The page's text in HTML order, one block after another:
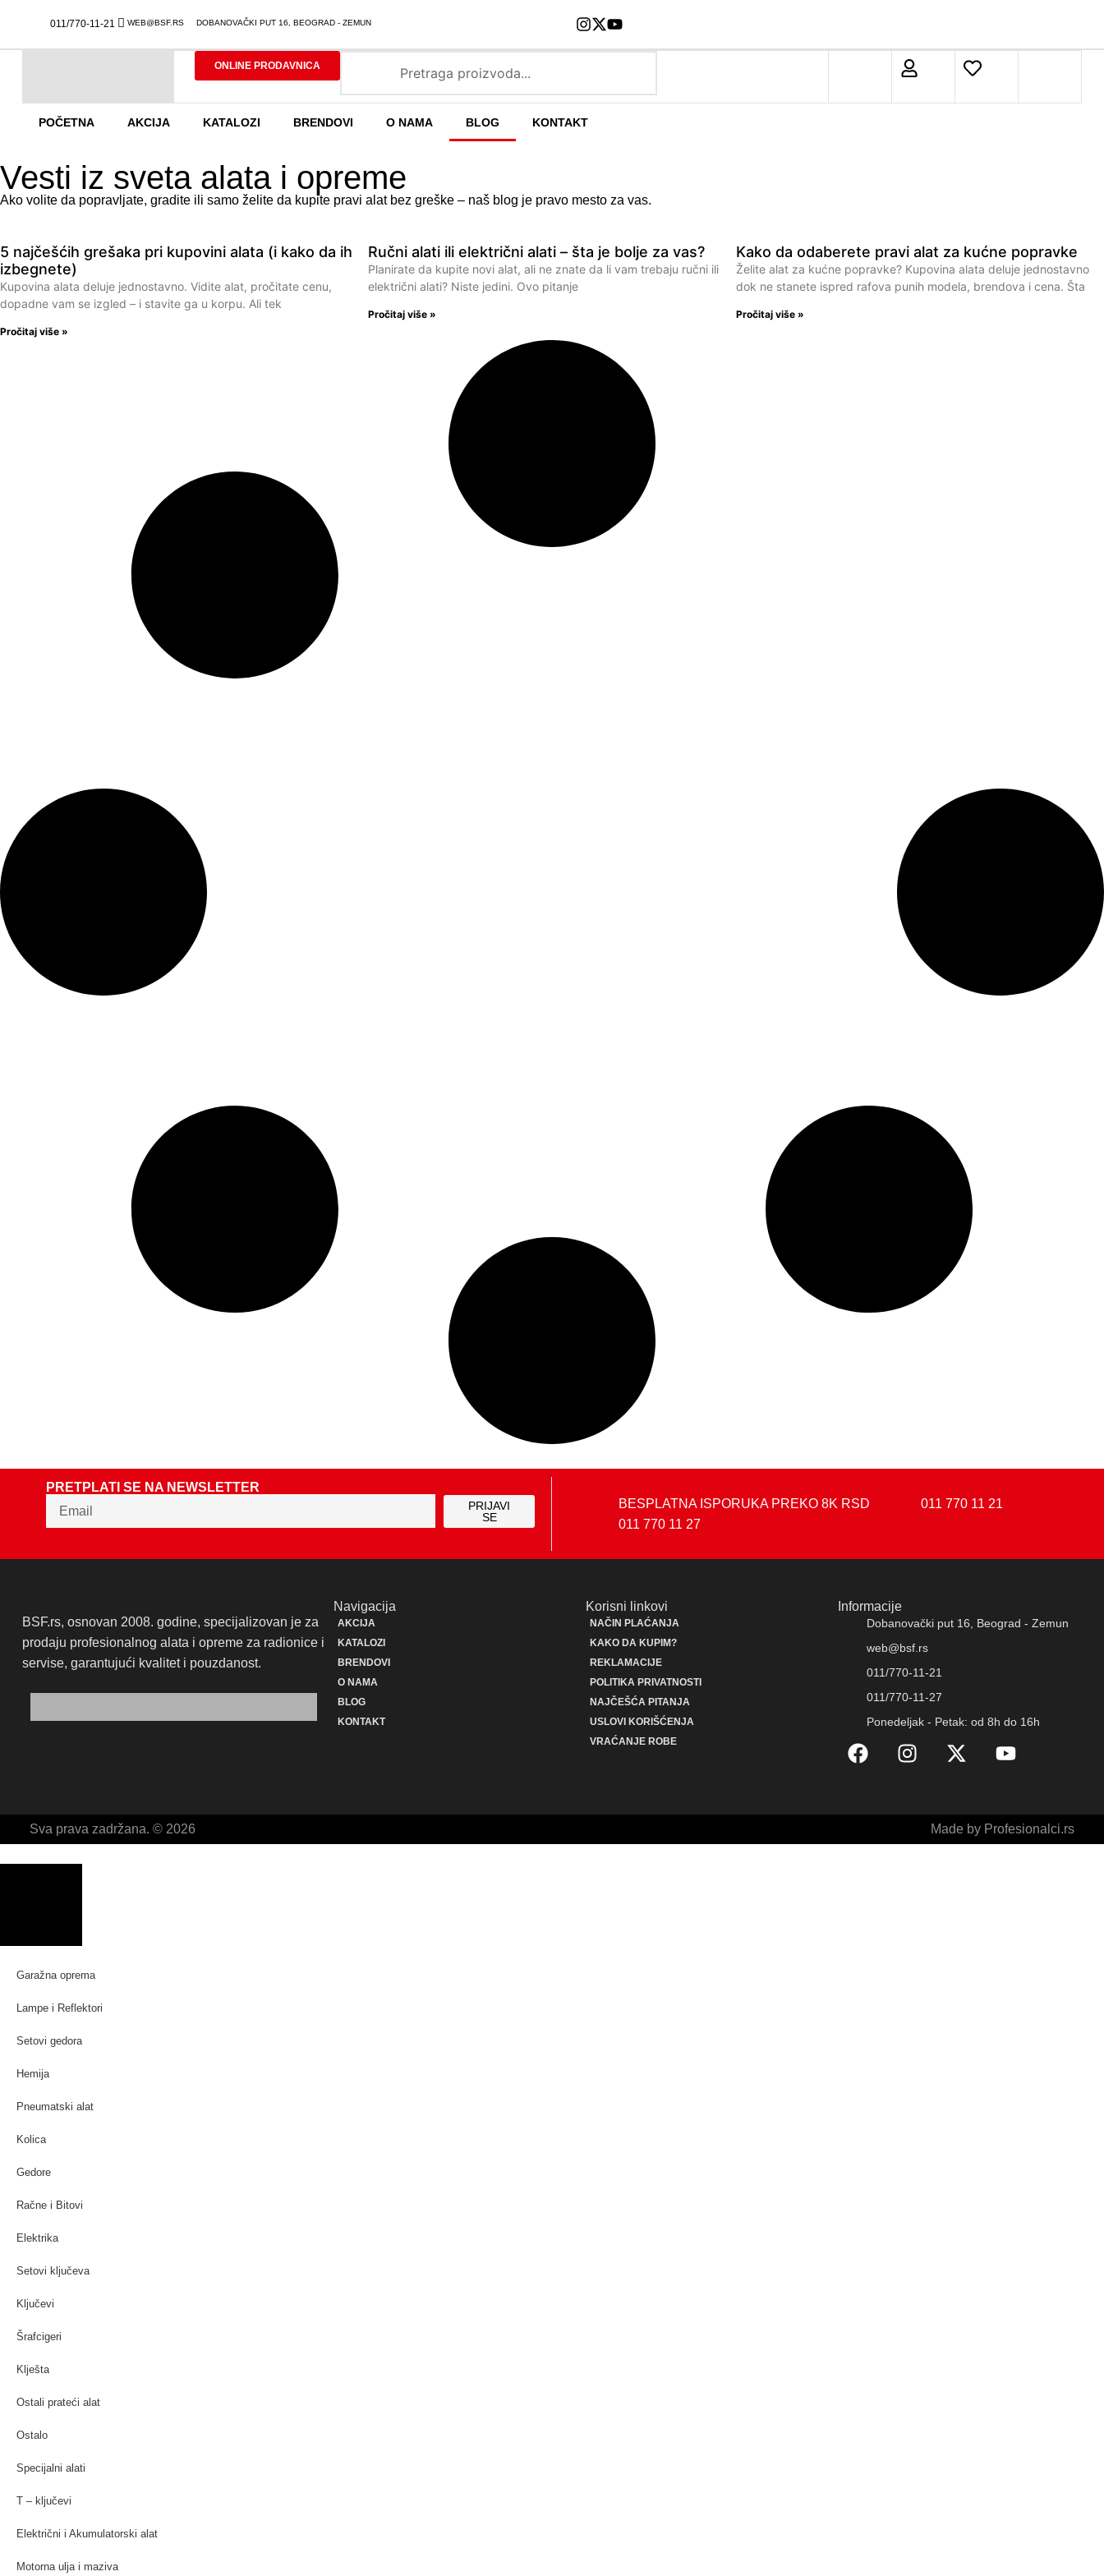
011/770-11-21 WEB@BSF.RS DOBANOVAČKI PUT 16, BEOGRAD - ZEMUN
ONLINE PRODAVNICA
POČETNA AKCIJA KATALOZI BRENDOVI O NAMA BLOG KONTAKT
Vesti iz sveta alata i opreme
Ako volite da popravljate, gradite ili samo želite da kupite pravi alat bez greške – naš blog je pravo mesto za vas.
5 najčešćih grešaka pri kupovini alata (i kako da ih
izbegnete)
Kupovina alata deluje jednostavno. Vidite alat, pročitate cenu,
dopadne vam se izgled – i stavite ga u korpu. Ali tek
Pročitaj više »
Ručni alati ili električni alati – šta je bolje za vas?
Planirate da kupite novi alat, ali ne znate da li vam trebaju ručni ili
električni alati? Niste jedini. Ovo pitanje
Pročitaj više »
Kako da odaberete pravi alat za kućne popravke
Želite alat za kućne popravke? Kupovina alata deluje jednostavno
dok ne stanete ispred rafova punih modela, brendova i cena. Šta
Pročitaj više »
PRETPLATI SE NA NEWSLETTER
PRIJAVI
SE
BESPLATNA ISPORUKA PREKO 8K RSD
011 770 11 21
011 770 11 27
BSF.rs, osnovan 2008. godine, specijalizovan je za
prodaju profesionalnog alata i opreme za radionice i
servise, garantujući kvalitet i pouzdanost.
Navigacija
AKCIJA
KATALOZI
BRENDOVI
O NAMA
BLOG
KONTAKT
Korisni linkovi
NAČIN PLAĆANJA
KAKO DA KUPIM?
REKLAMACIJE
POLITIKA PRIVATNOSTI
NAJČEŠĆA PITANJA
USLOVI KORIŠĆENJA
VRAĆANJE ROBE
Informacije
Dobanovački put 16, Beograd - Zemun
web@bsf.rs
011/770-11-21
011/770-11-27
Ponedeljak - Petak: od 8h do 16h
Sva prava zadržana. © 2026 Made by Profesionalci.rs
Garažna oprema
Lampe i Reflektori
Setovi gedora
Hemija
Pneumatski alat
Kolica
Gedore
Račne i Bitovi
Elektrika
Setovi ključeva
Ključevi
Šrafcigeri
Klješta
Ostali prateći alat
Ostalo
Specijalni alati
T – ključevi
Električni i Akumulatorski alat
Motorna ulja i maziva